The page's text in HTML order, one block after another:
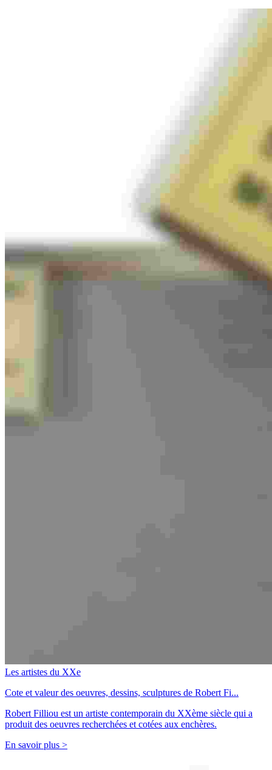
Les artistes du XXe
Cote et valeur des oeuvres, dessins, sculptures de Robert Fi...
Robert Filliou est un artiste contemporain du XXème siècle qui a
produit des oeuvres recherchées et cotées aux enchères.
En savoir plus >